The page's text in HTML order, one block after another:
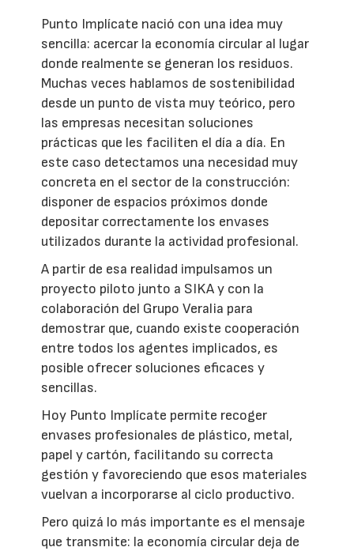
Punto Implícate nació con una idea muy
sencilla: acercar la economía circular al lugar
donde realmente se generan los residuos.
Muchas veces hablamos de sostenibilidad
desde un punto de vista muy teórico, pero
las empresas necesitan soluciones
prácticas que les faciliten el día a día. En
este caso detectamos una necesidad muy
concreta en el sector de la construcción:
disponer de espacios próximos donde
depositar correctamente los envases
utilizados durante la actividad profesional.
A partir de esa realidad impulsamos un
proyecto piloto junto a SIKA y con la
colaboración del Grupo Veralia para
demostrar que, cuando existe cooperación
entre todos los agentes implicados, es
posible ofrecer soluciones eficaces y
sencillas.
Hoy Punto Implícate permite recoger
envases profesionales de plástico, metal,
papel y cartón, facilitando su correcta
gestión y favoreciendo que esos materiales
vuelvan a incorporarse al ciclo productivo.
Pero quizá lo más importante es el mensaje
que transmite: la economía circular deja de